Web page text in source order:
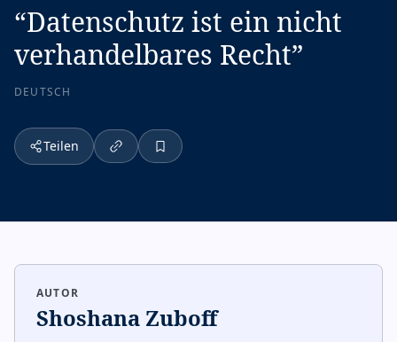
“Datenschutz ist ein nicht
verhandelbares Recht”
DEUTSCH
Teilen
AUTOR
Shoshana Zuboff